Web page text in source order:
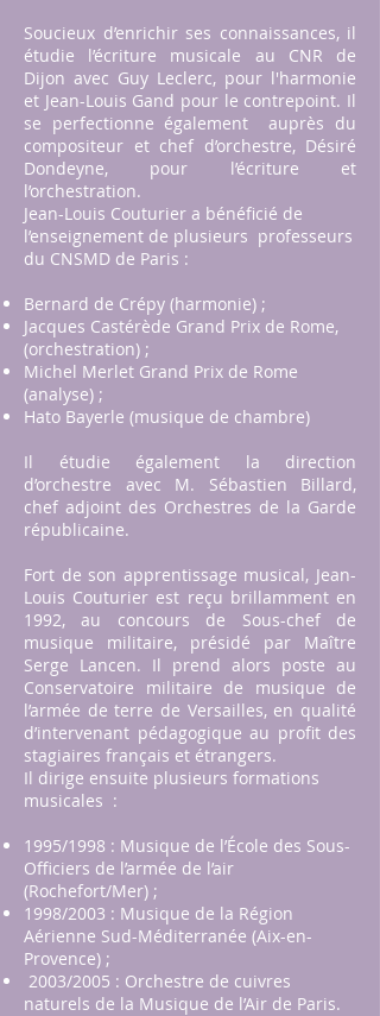
Soucieux d’enrichir ses connaissances, il
étudie l’écriture musicale au CNR de
Dijon avec Guy Leclerc, pour l'harmonie
et Jean-Louis Gand pour le contrepoint. Il
se perfectionne également auprès du
compositeur et chef d’orchestre, Désiré
Dondeyne, pour l’écriture et
l’orchestration.
Jean-Louis Couturier a bénéficié de
l’enseignement de plusieurs professeurs
du CNSMD de Paris :
Bernard de Crépy (harmonie) ;
Jacques Castérède Grand Prix de Rome,
(orchestration) ;
Michel Merlet Grand Prix de Rome
(analyse) ;
Hato Bayerle (musique de chambre)
Il étudie également la direction
d’orchestre avec M. Sébastien Billard,
chef adjoint des Orchestres de la Garde
républicaine.
Fort de son apprentissage musical, Jean-
Louis Couturier est reçu brillamment en
1992, au concours de Sous-chef de
musique militaire, présidé par Maître
Serge Lancen. Il prend alors poste au
Conservatoire militaire de musique de
l’armée de terre de Versailles, en qualité
d’intervenant pédagogique au profit des
stagiaires français et étrangers.
Il dirige ensuite plusieurs formations
musicales :
1995/1998 : Musique de l’École des Sous-
Officiers de l’armée de l’air
(Rochefort/Mer) ;
1998/2003 : Musique de la Région
Aérienne Sud-Méditerranée (Aix-en-
Provence) ;
2003/2005 : Orchestre de cuivres
naturels de la Musique de l’Air de Paris.